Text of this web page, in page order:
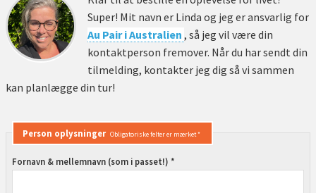
Super! Mit navn er Linda og jeg er ansvarlig for
Au Pair i Australien , så jeg vil være din
kontaktperson fremover. Når du har sendt din
tilmelding, kontakter jeg dig så vi sammen
kan planlægge din tur!
Person oplysninger Obligatoriske felter er mærket *
Fornavn & mellemnavn (som i passet!) *